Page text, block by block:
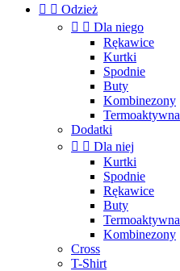
  Odzież
  Dla niego
Rękawice
Kurtki
Spodnie
Buty
Kombinezony
Termoaktywna
Dodatki
  Dla niej
Kurtki
Spodnie
Rękawice
Buty
Termoaktywna
Kombinezony
Cross
T-Shirt